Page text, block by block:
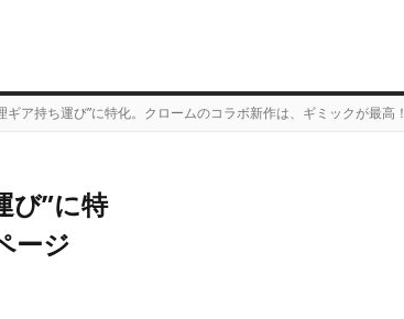
ギア持ち運び”に特化。クロームのコラボ新作は、ギミックが最高！
び”に特
ージ